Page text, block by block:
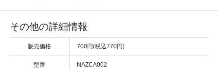
その他の詳細情報
販売価格 700円(税込770円)
型番 NAZCA002